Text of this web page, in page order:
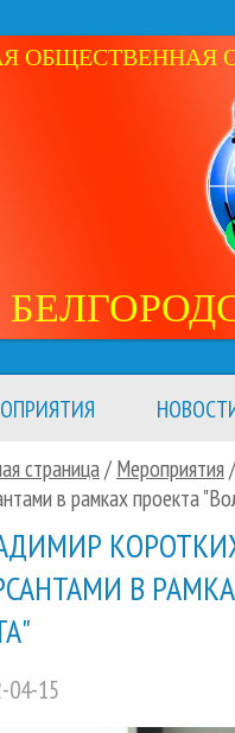
ОБЩЕСТВЕННАЯ
страница/ Мероприятия
в рамках проекта
В
04-15